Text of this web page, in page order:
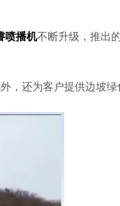
喷播机不断升级，推出
，还为客户提供边坡绿